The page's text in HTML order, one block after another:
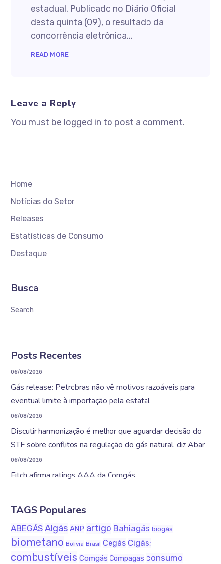
estadual. Publicado no Diário Oficial
desta quinta (09), o resultado da
concorrência eletrônica...
READ MORE
Leave a Reply
You must be logged in to post a comment.
Home
Notícias do Setor
Releases
Estatísticas de Consumo
Destaque
Busca
Posts Recentes
06/08/2026
Gás release: Petrobras não vê motivos razoáveis para
eventual limite à importação pela estatal
06/08/2026
Discutir harmonização é melhor que aguardar decisão do
STF sobre conflitos na regulação do gás natural, diz Abar
06/08/2026
Fitch afirma ratings AAA da Comgás
TAGS Populares
ABEGÁS Algás ANP artigo Bahiagás biogás
biometano Bolívia Brasil Cegás Cigás;
combustíveis Comgás Compagas consumo